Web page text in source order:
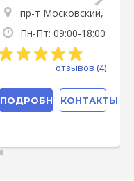
пр-т Московский,
Пн-Пт: 09:00-18:00
отзывов (4)
ПОДРОБНЕЕКОНТАКТЫ